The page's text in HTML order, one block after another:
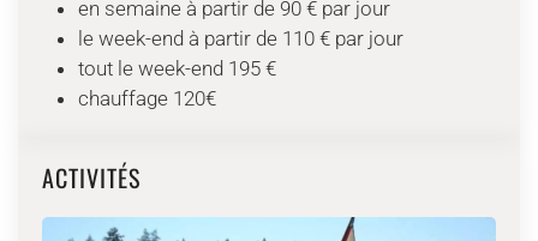
en semaine à partir de 90 € par jour
le week-end à partir de 110 € par jour
tout le week-end 195 €
chauffage 120€
ACTIVITÉS